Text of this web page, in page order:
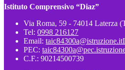
Istituto Comprensivo “Diaz”
Via Roma, 59 - 74014 Laterza
Tel: 0998 216127
Email: taic84300a@istruzione.it
PEC:
C.F.: 90214500739